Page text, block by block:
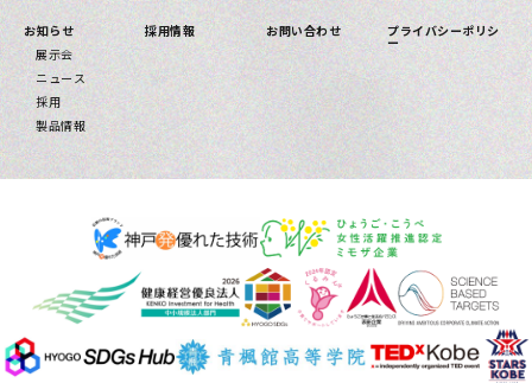
お知らせ
展示会
ニュース
採用
製品情報
採用情報 お問い合わせ プライバシーポリシ
ー